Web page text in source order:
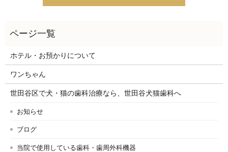
ホテル・お預かりについて
ワンちゃん
世田谷区で犬・猫の歯科治療なら、世田谷犬猫歯科へ
お知らせ
ブログ
当院で使用している歯科・歯周外科機器